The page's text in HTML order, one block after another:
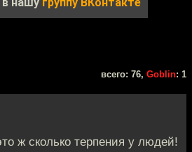
в нашу группу ВКонтакте
всего: 76, Goblin: 1
ж сколько терпения у людей!